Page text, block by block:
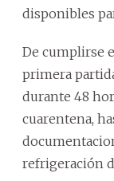
disponibles
De cumplirse
primera
durante 48
cuarentena,
refrigeración